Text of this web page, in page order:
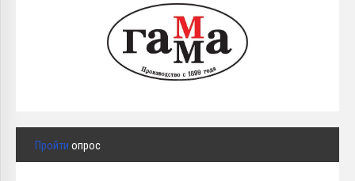
Пройти опрос